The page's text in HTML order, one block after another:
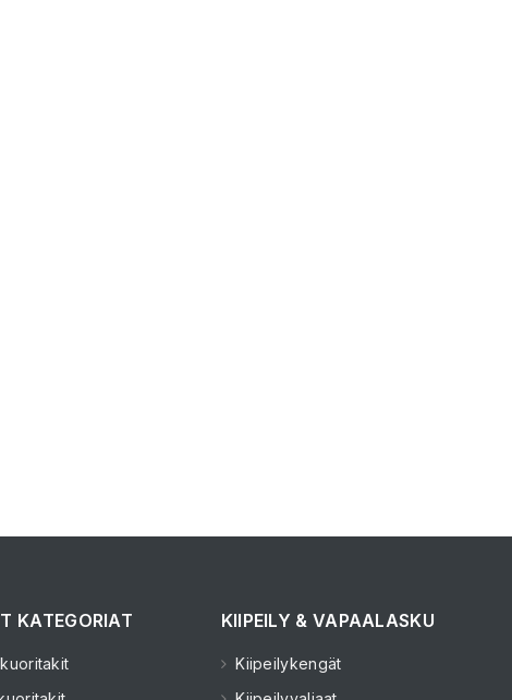
KATEGORIAT KIIPEILY & VAPAALASKU
Kiipeilykengät